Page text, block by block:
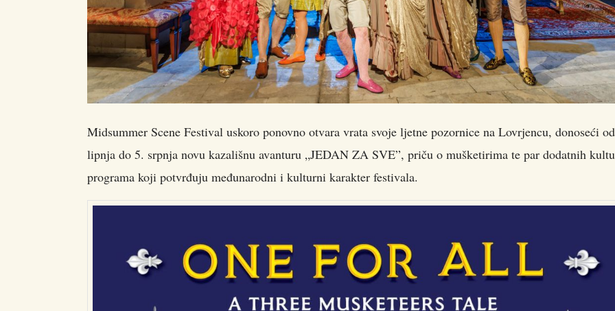
Midsummer Scene Festival uskoro ponovno otvara vrata svoje ljetne pozornice na Lovrjencu, donoseći
lipnja do 5. srpnja novu kazališnu avanturu „JEDAN ZA SVE”, priču o mušketirima te par dodatnih
programa koji potvrđuju međunarodni i kulturni karakter festivala.